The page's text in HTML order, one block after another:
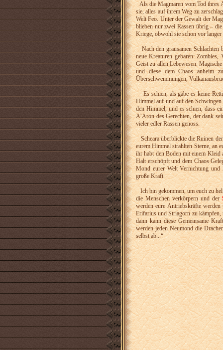
Als die Magmaren vom Tod ihres
sie, alles auf ihrem Weg zu
Welt Feo. Unter der Gewalt der
blieben nur zwei Rassen übrig –
Kriege, obwohl sie schon vor
Nach den grausamen Schlachten
neue Kreaturen gebaren:
Geist zu allen Lebewesen.
und diese dem Chaos anheim
Überschwemmungen,
Es schien, als gäbe es keine
Himmel auf und auf den
den Himmel, und es schien, dass
A’Aron des Gerechten, der dank
vieler edler Rassen genoss.
Scheara überblickte die Ruinen der
eurem Himmel strahlten Sterne, an
ihr habt den Boden mit einem Kleid
Halt erschöpft und dem Chaos
Mond eurer Welt Vernichtung und
große Kraft.
Ich bin gekommen, um euch zu
die Menschen verkörpern und der
werden eure Antriebskräfte
Erifarius und Striagorn zu kämpfen,
dann kann diese Gemeinsame
werden jeden Neumond die
selbst ab...“